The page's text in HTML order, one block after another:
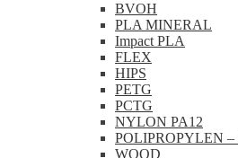
BVOH
PLA MINERAL
Impact PLA
FLEX
HIPS
PETG
PCTG
NYLON PA12
POLIPROPYLEN –
WOOD